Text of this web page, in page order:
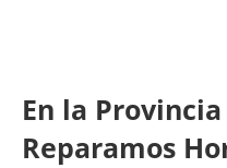
En la
Reparamos